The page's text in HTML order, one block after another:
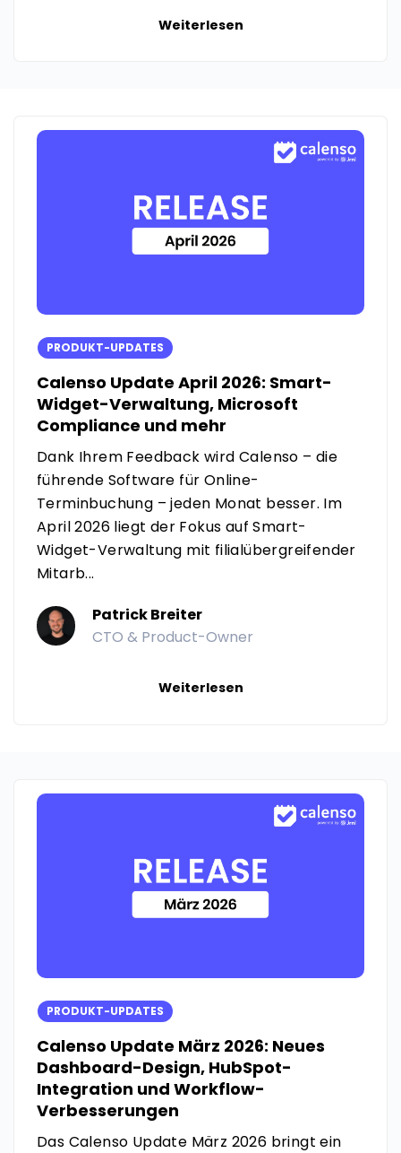
Weiterlesen
PRODUKT-UPDATES
Calenso Update April 2026: Smart-
Widget-Verwaltung, Microsoft
Compliance und mehr
Dank Ihrem Feedback wird Calenso – die
führende Software für Online-
Terminbuchung – jeden Monat besser. Im
April 2026 liegt der Fokus auf Smart-
Widget-Verwaltung mit filialübergreifender
Mitarb...
Patrick Breiter
CTO & Product-Owner
Weiterlesen
PRODUKT-UPDATES
Calenso Update März 2026: Neues
Dashboard-Design, HubSpot-
Integration und Workflow-
Verbesserungen
Das Calenso Update März 2026 bringt ein